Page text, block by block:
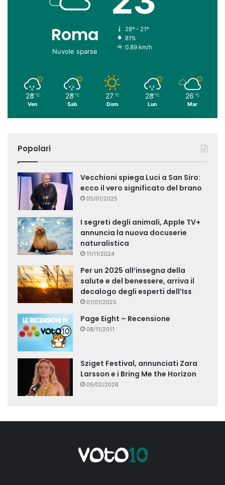
Roma
Nuvole sparse
28º - 21º
81%
0.89 km/h
28 ℃
Ven
28 ℃
Sab
27 ℃
Dom
28 ℃
Lun
26 ℃
Mar
Popolari
Vecchioni spiega Luci a San Siro:
ecco il vero significato del brano
05/01/2025
I segreti degli animali, Apple TV+
annuncia la nuova docuserie
naturalistica
11/11/2024
Per un 2025 all’insegna della
salute e del benessere, arriva il
decalogo degli esperti dell’Iss
01/01/2025
Page Eight – Recensione
08/11/2011
Sziget Festival, annunciati Zara
Larsson e i Bring Me the Horizon
05/02/2026